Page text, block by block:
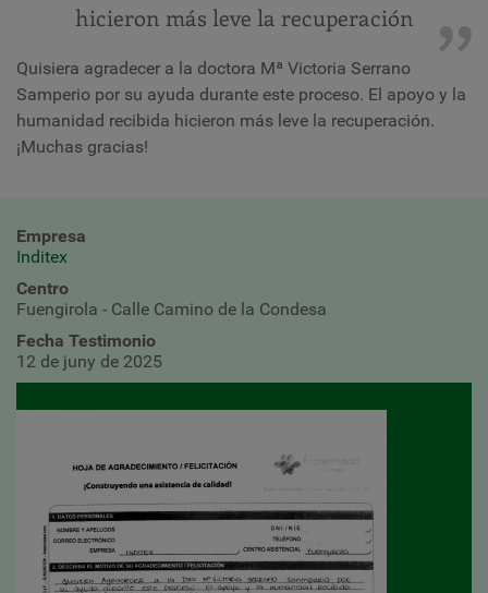
hicieron más leve la recuperación
Quisiera agradecer a la doctora Mª Victoria Serrano
Samperio por su ayuda durante este proceso. El apoyo y la
humanidad recibida hicieron más leve la recuperación.
¡Muchas gracias!
Empresa
Inditex
Centro
Fuengirola - Calle Camino de la Condesa
Fecha Testimonio
12 de juny de 2025